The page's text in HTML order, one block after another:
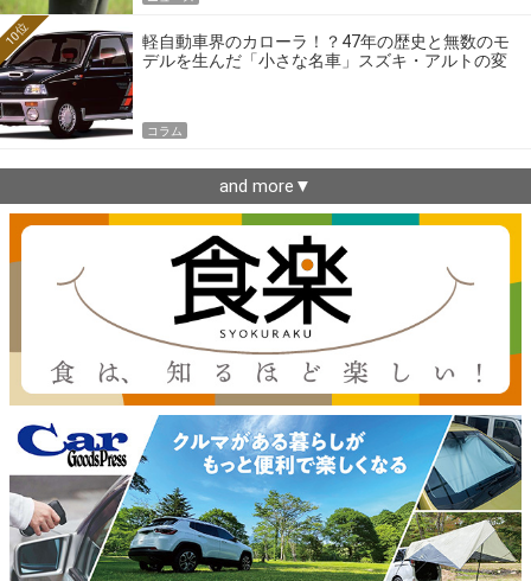
軽自動車界のカローラ！？47年の歴史と無数のモ
デルを生んだ「小さな名車」スズキ・アルトの変
10位
コラム
and more▼